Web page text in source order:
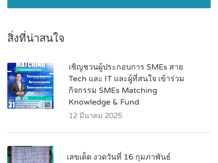
สิ่งที่น่าสนใจ
เชิญชวนผู้ประกอบการ SMEs สาย
Tech และ IT และผู้ที่สนใจ เข้าร่วม
กิจกรรม SMEs Matching
Knowledge & Fund
12 มีนาคม 2025
เลขเด็ด งวดวันที่ 16 กุมภาพันธ์